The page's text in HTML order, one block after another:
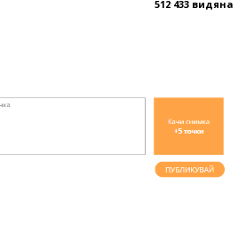
512 433 видяна